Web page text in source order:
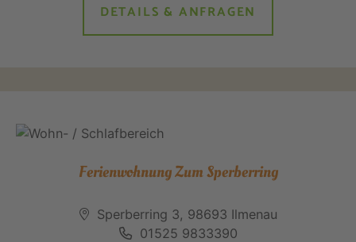
DETAILS & ANFRAGEN
Ferienwohnung Zum Sperberring
Sperberring 3, 98693 Ilmenau
01525 9833390